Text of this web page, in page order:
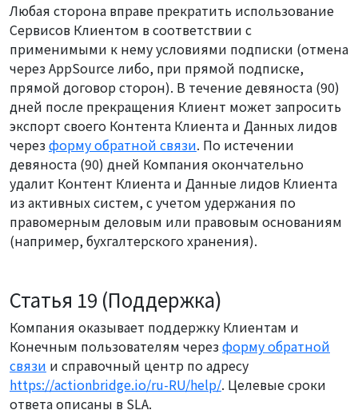
Любая сторона вправе прекратить использование
Сервисов Клиентом в соответствии с
применимыми к нему условиями подписки (отмена
через AppSource либо, при прямой подписке,
прямой договор сторон). В течение девяноста (90)
дней после прекращения Клиент может запросить
экспорт своего Контента Клиента и Данных лидов
черезформу обратной связи. По истечении
девяноста (90) дней Компания окончательно
удалит Контент Клиента и Данные лидов Клиента
из активных систем, с учетом удержания по
правомерным деловым или правовым основаниям
(например, бухгалтерского хранения).
Статья 19 (Поддержка)
Компания оказывает поддержку Клиентам и
Конечным пользователям черезформу обратной
связи и справочный центр по адресу
https://actionbridge.io/ru-RU/help/. Целевые сроки
ответа описаны в SLA.